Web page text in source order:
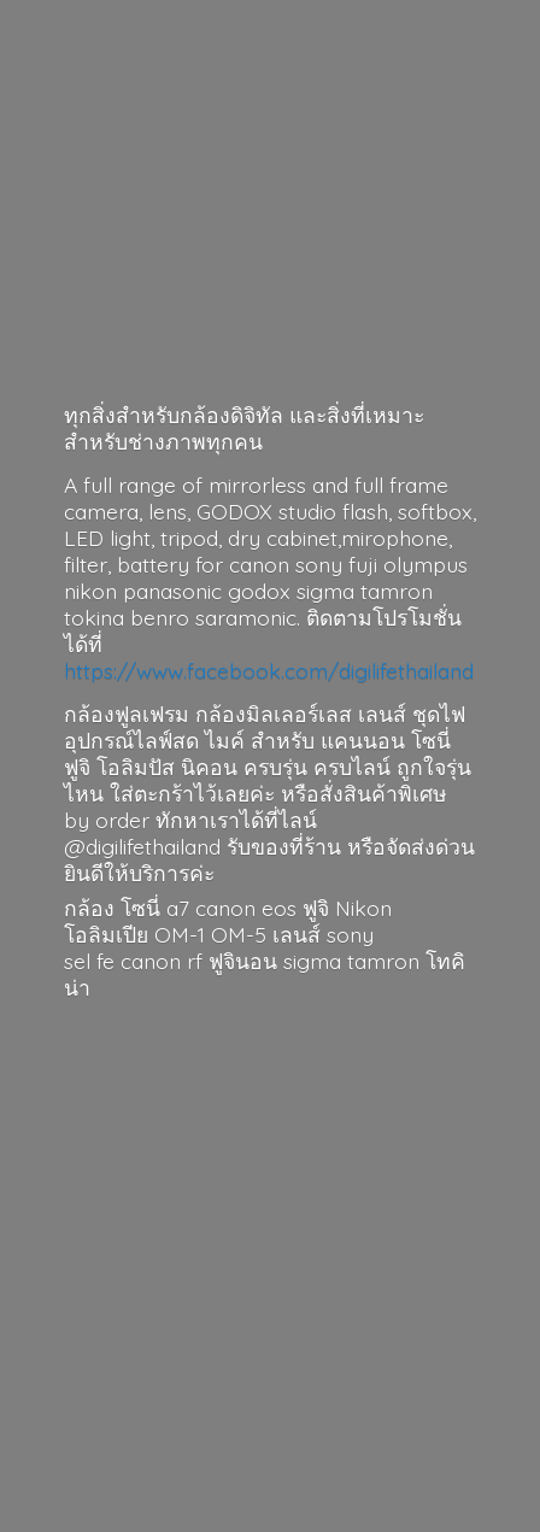
ทุกสิ่งสำหรับกล้องดิจิทัล และสิ่งที่เหมาะ
สำหรับช่างภาพทุกคน
A full range of mirrorless and full frame
camera, lens, GODOX studio flash, softbox,
LED light, tripod, dry cabinet,mirophone,
filter, battery for canon sony fuji olympus
nikon panasonic godox sigma tamron
tokina benro saramonic. ติดตามโปรโมชั่น
ได้ที่
https://www.facebook.com/digilifethailand
กล้องฟูลเฟรม กล้องมิลเลอร์เลส เลนส์ ชุดไฟ
อุปกรณ์ไลฟ์สด ไมค์ สำหรับ แคนนอน โซนี่
ฟูจิ โอลิมปัส นิคอน ครบรุ่น ครบไลน์ ถูกใจรุ่น
ไหน ใส่ตะกร้าไว้เลยค่ะ หรือสั่งสินค้าพิเศษ
by order ทักหาเราได้ที่ไลน์
@digilifethailand รับของที่ร้าน หรือจัดส่งด่วน
ยินดีให้บริการค่ะ
กล้อง โซนี่ a7 canon eos ฟูจิ Nikon
โอลิมเปีย OM-1 OM-5 เลนส์ sony
sel fe canon rf ฟูจินอน sigma tamron โทคิ
น่า